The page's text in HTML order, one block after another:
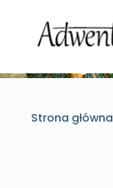
Strona główna